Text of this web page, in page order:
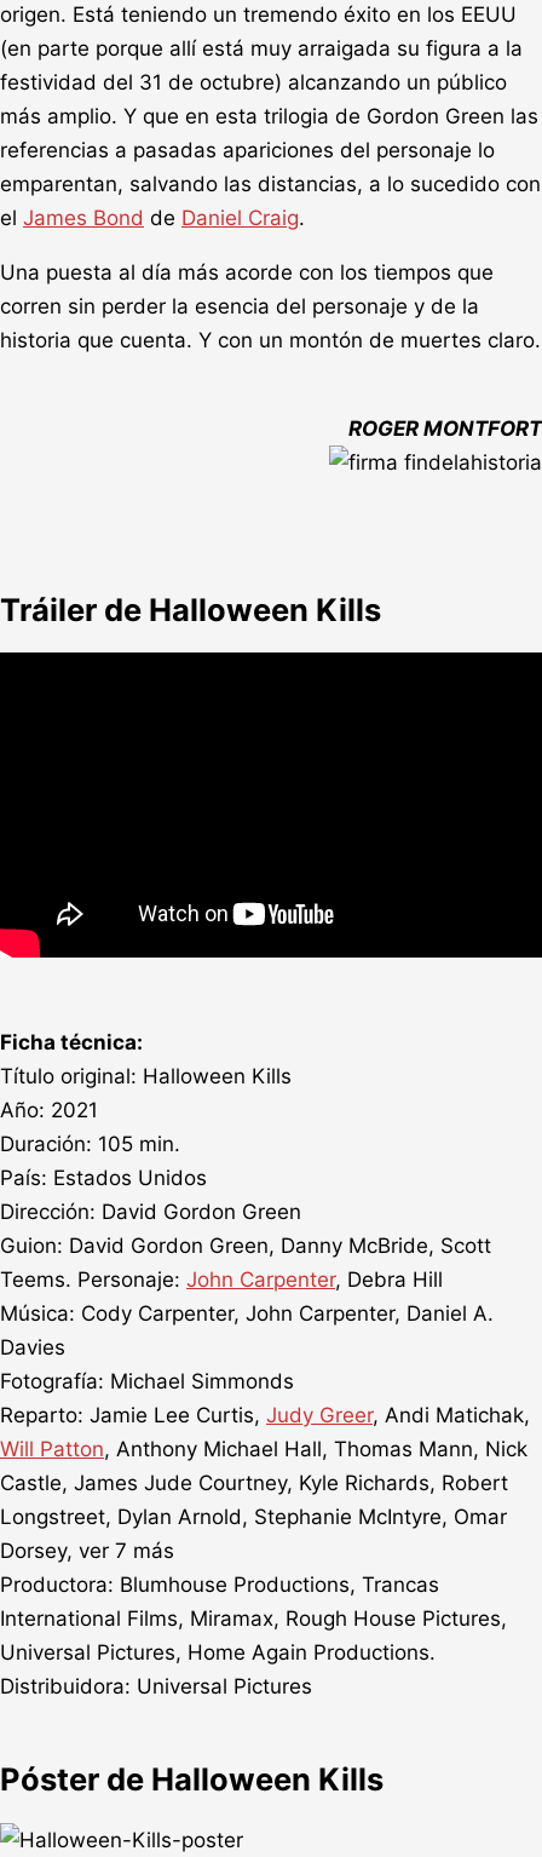
origen. Está teniendo un tremendo éxito en los EEUU
(en parte porque allí está muy arraigada su figura a la
festividad del 31 de octubre) alcanzando un público
más amplio. Y que en esta trilogia de Gordon Green las
referencias a pasadas apariciones del personaje lo
emparentan, salvando las distancias, a lo sucedido con
el James Bond de Daniel Craig.
Una puesta al día más acorde con los tiempos que
corren sin perder la esencia del personaje y de la
historia que cuenta. Y con un montón de muertes claro.
ROGER MONTFORT
Tráiler de Halloween Kills
Ficha técnica:
Título original: Halloween Kills
Año: 2021
Duración: 105 min.
País: Estados Unidos
Dirección: David Gordon Green
Guion: David Gordon Green, Danny McBride, Scott
Teems. Personaje: John Carpenter, Debra Hill
Música: Cody Carpenter, John Carpenter, Daniel A.
Davies
Fotografía: Michael Simmonds
Reparto: Jamie Lee Curtis, Judy Greer, Andi Matichak,
Will Patton, Anthony Michael Hall, Thomas Mann, Nick
Castle, James Jude Courtney, Kyle Richards, Robert
Longstreet, Dylan Arnold, Stephanie McIntyre, Omar
Dorsey, ver 7 más
Productora: Blumhouse Productions, Trancas
International Films, Miramax, Rough House Pictures,
Universal Pictures, Home Again Productions.
Distribuidora: Universal Pictures
Póster de Halloween Kills